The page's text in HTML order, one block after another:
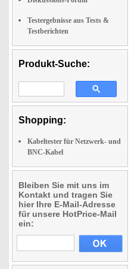
Testergebnisse aus Tests &
Testberichten
Produkt-Suche:
Shopping:
Kabeltester für Netzwerk- und
BNC-Kabel
Bleiben Sie mit uns im
Kontakt und tragen Sie
hier Ihre E-Mail-Adresse
für unsere HotPrice-Mail
ein: